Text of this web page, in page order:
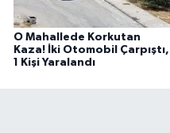
O Mahallede Korkutan
Kaza! İki Otomobil Çarpıştı,
1 Kişi Yaralandı